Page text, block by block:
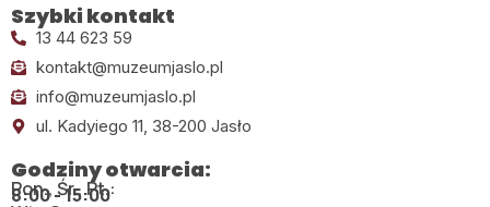
Szybki kontakt
13 44 623 59
kontakt@muzeumjaslo.pl
info@muzeumjaslo.pl
ul. Kadyiego 11, 38-200 Jasło
Godziny otwarcia:
Pon., Śr., Pt.:
8:00 - 15:00